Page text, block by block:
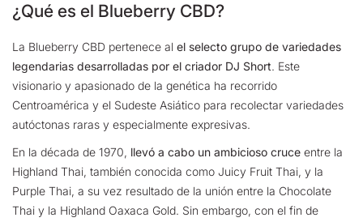
¿Qué es el Blueberry CBD?
La Blueberry CBD pertenece al el selecto grupo de variedades
legendarias desarrolladas por el criador DJ Short. Este
visionario y apasionado de la genética ha recorrido
Centroamérica y el Sudeste Asiático para recolectar variedades
autóctonas raras y especialmente expresivas.
En la década de 1970, llevó a cabo un ambicioso cruce entre la
Highland Thai, también conocida como Juicy Fruit Thai, y la
Purple Thai, a su vez resultado de la unión entre la Chocolate
Thai y la Highland Oaxaca Gold. Sin embargo, con el fin de